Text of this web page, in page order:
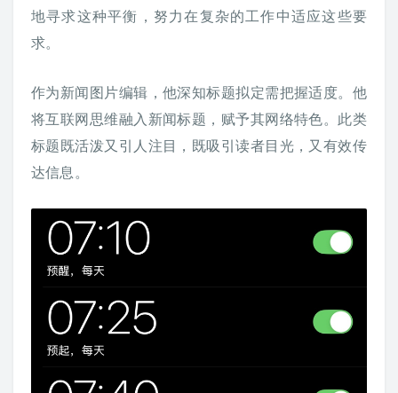
地寻求这种平衡，努力在复杂的工作中适应这些要
求。
作为新闻图片编辑，他深知标题拟定需把握适度。他
将互联网思维融入新闻标题，赋予其网络特色。此类
标题既活泼又引人注目，既吸引读者目光，又有效传
达信息。